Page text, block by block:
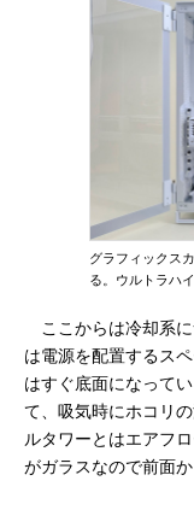
グラフィックス
る。ウルトラハ
ここからは冷却系に
は電源を配置するス
はすぐ底面になって
て、吸気時にホコリ
ルタワーとはエアフ
がガラスなので前面